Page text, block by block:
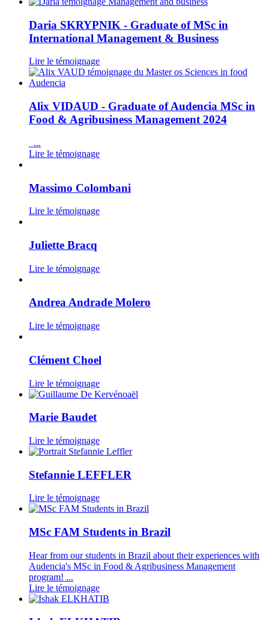
Daria SKRYPNIK - Graduate of MSc in
International Management & Business
Lire le témoignage
Alix VIDAUD - Graduate of Audencia MSc in
Food & Agribusiness Management 2024
...
Lire le témoignage
Massimo Colombani
Lire le témoignage
Juliette Bracq
Lire le témoignage
Andrea Andrade Molero
Lire le témoignage
Clément Choel
Lire le témoignage
Marie Baudet
Lire le témoignage
Stefannie LEFFLER
Lire le témoignage
MSc FAM Students in Brazil
Hear from our students in Brazil about their experiences with
Audencia's MSc in Food & Agribusiness Management
program! ...
Lire le témoignage